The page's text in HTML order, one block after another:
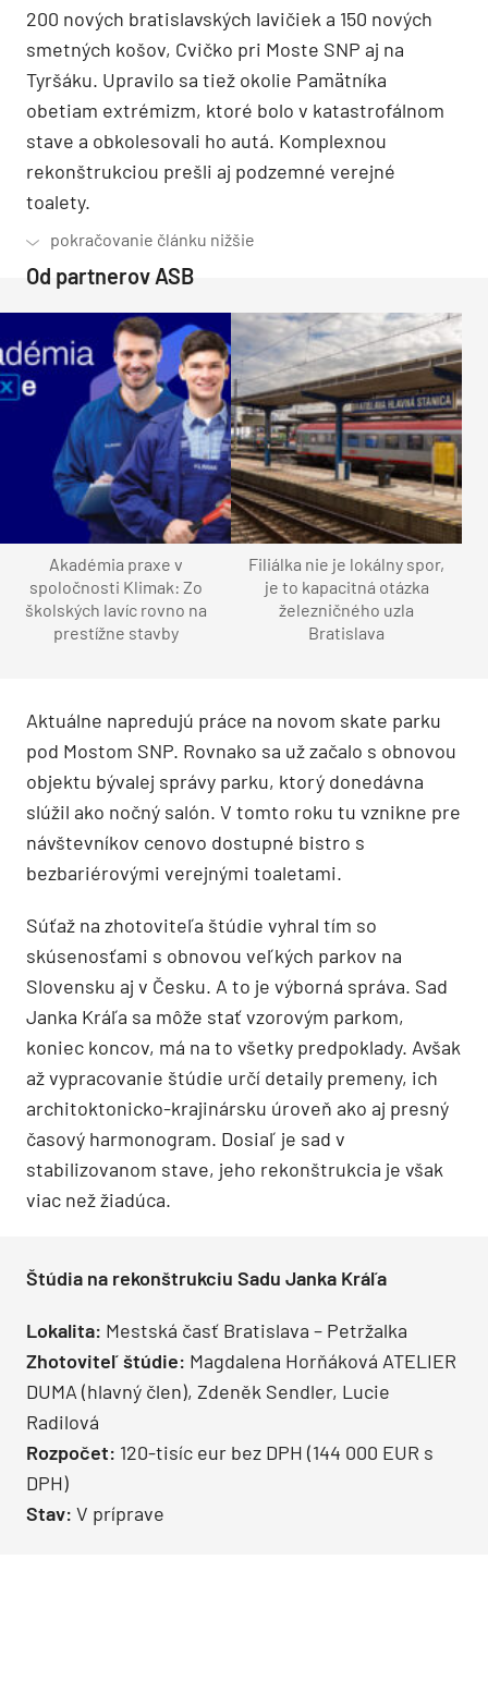
200 nových bratislavských lavičiek a 150 nových
smetných košov, Cvičko pri Moste SNP aj na
Tyršáku. Upravilo sa tiež okolie Pamätníka
obetiam extrémizm, ktoré bolo v katastrofálnom
stave a obkolesovali ho autá. Komplexnou
rekonštrukciou prešli aj podzemné verejné
toalety.
Od partnerov ASB
Akadémia praxe v
spoločnosti Klimak: Zo
školských lavíc rovno na
prestížne stavby
Filiálka nie je lokálny spor,
je to kapacitná otázka
železničného uzla
Bratislava
Aktuálne napredujú práce na novom skate parku
pod Mostom SNP. Rovnako sa už začalo s obnovou
objektu bývalej správy parku, ktorý donedávna
slúžil ako nočný salón. V tomto roku tu vznikne pre
návštevníkov cenovo dostupné bistro s
bezbariérovými verejnými toaletami.
Súťaž na zhotoviteľa štúdie vyhral tím so
skúsenosťami s obnovou veľkých parkov na
Slovensku aj v Česku. A to je výborná správa. Sad
Janka Kráľa sa môže stať vzorovým parkom,
koniec koncov, má na to všetky predpoklady. Avšak
až vypracovanie štúdie určí detaily premeny, ich
architoktonicko-krajinársku úroveň ako aj presný
časový harmonogram. Dosiaľ je sad v
stabilizovanom stave, jeho rekonštrukcia je však
viac než žiadúca.
Štúdia na rekonštrukciu Sadu Janka Kráľa
Lokalita: Mestská časť Bratislava – Petržalka
Zhotoviteľ štúdie: Magdalena Horňáková ATELIER
DUMA (hlavný člen), Zdeněk Sendler, Lucie
Radilová
Rozpočet: 120-tisíc eur bez DPH (144 000 EUR s
DPH)
Stav: V príprave